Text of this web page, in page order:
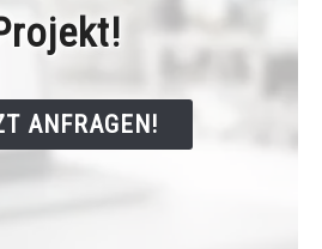
ANFRAGEN!